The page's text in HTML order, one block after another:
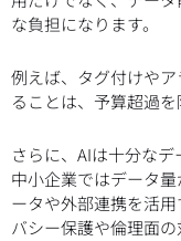
な負担になります。
例えば、タグ付けや
ることは、予算超過を
さらに、AIは十分なデ
中小企業ではデータ
ータや外部連携を活
バシー保護や倫理面の